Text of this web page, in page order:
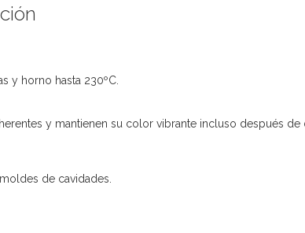
y horno hasta 230ºC.
y mantienen su color vibrante incluso después de
de cavidades.